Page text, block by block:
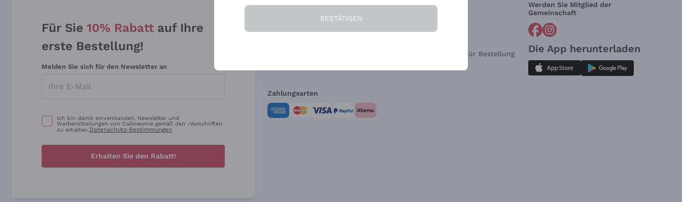
Für Sie 10% Rabatt auf Ihre
erste Bestellung!
Melden Sie sich für den Newsletter an
Ich bin damit einverstanden, Newsletter und
Werbemitteilungen von Callmewine gemäß den -Vorschriften
zu erhalten.Datenschutz-Bestimmungen
Erhalten Sie den Rabatt!
Die Firma Brauchen Sie Hilfe?
Widerrufsformular für Bestellung
Werden Sie Mitglied der
Gemeinschaft
Die App herunterladen
Zahlungsarten
BESTÄTIGEN